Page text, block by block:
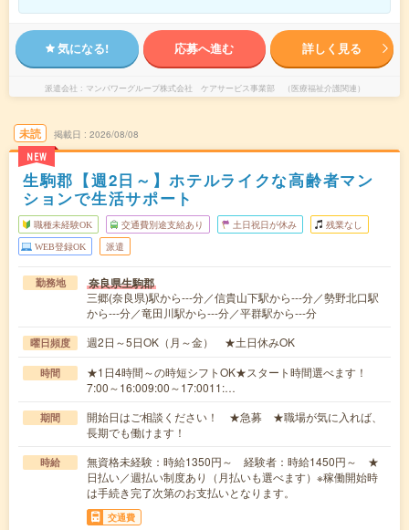
気になる! 応募へ進む 詳しく見る
派遣会社 マンパワーグループ株式会社 ケアサービス事業部 （医療福祉介護関連）
未読
NEW
掲載日 2026/08/08
生駒郡【週2日～】ホテルライクな高齢者マン
ションで生活サポート
職種未経験OK 交通費別途支給あり 土日祝日が休み 残業なし
WEB登録OK 派遣
勤務地 奈良県生駒郡
三郷(奈良県)駅から---分／信貴山下駅から---分／勢野北口駅
から---分／竜田川駅から---分／平群駅から---分
曜日頻度 週2日～5日OK（月～金） ★土日休みOK
時間
★1日4時間～の時短シフトOK★スタート時間選べます！
7:00～16:009:00～17:0011:…
期間
開始日はご相談ください！ ★急募 ★職場が気に入れば、
長期でも働けます！
時給
無資格未経験：時給1350円～ 経験者：時給1450円～ ★
日払い／週払い制度あり（月払いも選べます）※稼働開始時
は手続き完了次第のお支払いとなります。
交通費